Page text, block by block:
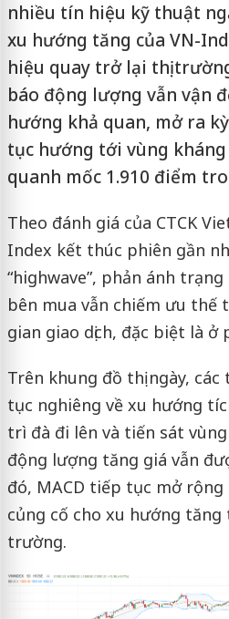
nhiều tín hiệu kỹ thuật
xu hướng tăng của VN-
hiệu quay trở lại thị
báo động lượng vẫn vận
hướng khả quan, mở ra
tục hướng tới vùng
quanh mốc 1.910 điểm
Theo đánh giá của CTCK
Index kết thúc phiên gần
“highwave”, phản ánh
bên mua vẫn chiếm ưu thế
gian giao dịch, đặc biệt là ở
Trên khung đồ thị ngày,
tục nghiêng về xu hướng
trì đà đi lên và tiến sát
động lượng tăng giá vẫn
đó, MACD tiếp tục mở
củng cố cho xu hướng tăng
trường.